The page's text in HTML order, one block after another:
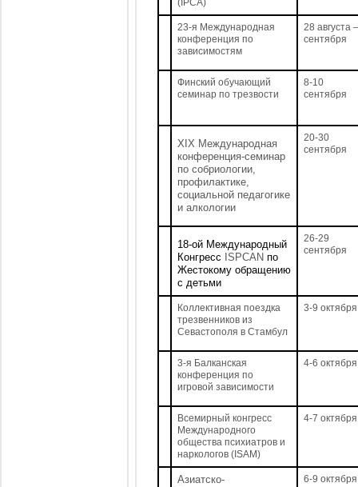
(IPCA)
23-я Международная
конференция по
зависимостям
28 августа
сентября
Финский обучающий
семинар по трезвости
8-10
сентября
XI X Международная
конференция-семинар
по собриологии,
профилактике,
социальной педагогике
и алкологии
20-30
сентября
18-ой Международный
Конгресс ISPCAN по
Жестокому обращению
с детьми
26-29
сентября
Коллективная поездка
трезвенников из
Севастополя в Стамбул
3-9 октября
3-я Балканская
конференция по
игровой зависимости
4-6 октября
Всемирный конгресс
Международного
общества психиатров и
наркологов (ISAM)
4-7 октября
Азиатско-
6-9 октября